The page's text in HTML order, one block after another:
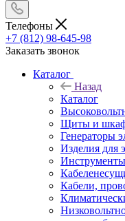
Телефоны
+7 (812) 98-645-98
Заказать звонок
Каталог
Назад
Каталог
Щиты и
Генераторы
Изделия для
Кабели,